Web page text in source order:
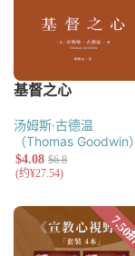
汤姆斯·古德温
（Thomas Goodwin）